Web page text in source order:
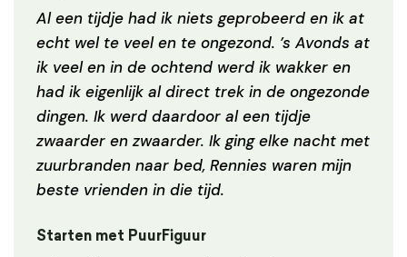
Al een tijdje had ik niets geprobeerd en ik at
echt wel te veel en te ongezond. ’s Avonds at
ik veel en in de ochtend werd ik wakker en
had ik eigenlijk al direct trek in de ongezonde
dingen. Ik werd daardoor al een tijdje
zwaarder en zwaarder. Ik ging elke nacht met
zuurbranden naar bed, Rennies waren mijn
beste vrienden in die tijd.
Starten met PuurFiguur